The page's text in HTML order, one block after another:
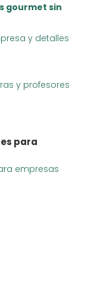
gourmet sin
y detalles
y profesores
para
empresas